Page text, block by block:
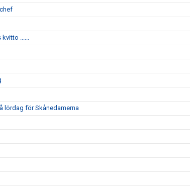
......
lördag för Skånedamerna